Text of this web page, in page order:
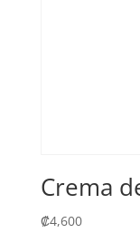
Crema
₡4,600